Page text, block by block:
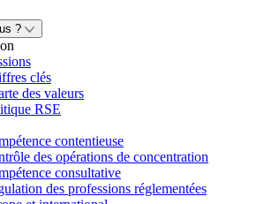
?
clés
des valeurs
RSE
contentieuse
des opérations de concentration
consultative
des professions réglementées